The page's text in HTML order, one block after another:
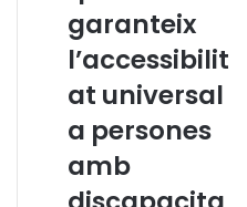
t
a
n
i
C
garanteix
l’accessibilit
at universal
a persones
amb